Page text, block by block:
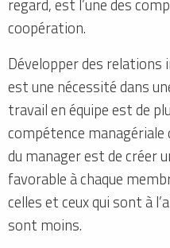
regard, est l’une des
coopération.
Développer des
est une nécessité dans
travail en équipe est de
compétence managériale
du manager est de créer
favorable à chaque
celles et ceux qui sont à
sont moins.